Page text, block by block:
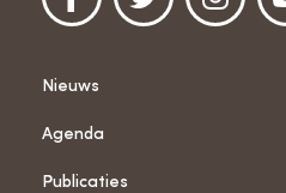
Nieuws
Agenda
Publicaties